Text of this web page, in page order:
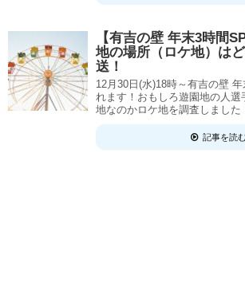
【有吉の壁 年末3時間
地の場所（ロケ地）は
送！
12月30日(水)18時～有吉の壁
れます！おもしろ遊園地の人選
地なのかロケ地を調査しました
記事を読